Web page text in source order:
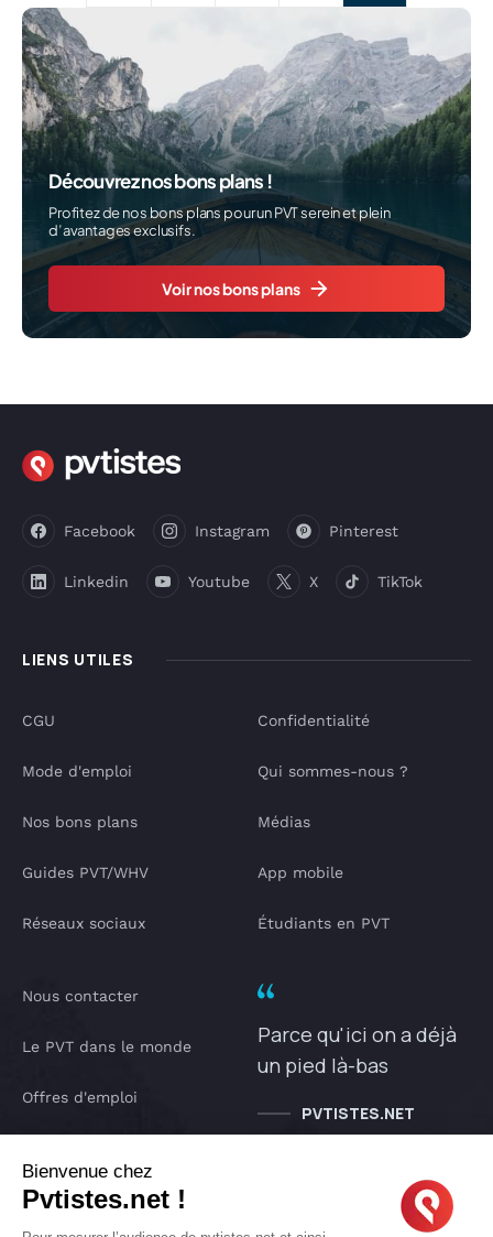
Découvrez nos bons plans !
Profitez de nos bons plans pour un PVT serein et plein
d’avantages exclusifs.
Voir nos bons plans
LIENS UTILES
Facebook Instagram Pinterest
Linkedin Youtube X TikTok
CGU
Mode d'emploi
Nos bons plans
Guides PVT/WHV
Réseaux sociaux
Confidentialité
Qui sommes-nous ?
Médias
App mobile
Étudiants en PVT
Nous contacter
Le PVT dans le monde
Offres d'emploi
IA pvtistes
Parce qu'ici on a déjà
un pied là-bas
PVTISTES.NET
Bienvenue chez
Pvtistes.net !